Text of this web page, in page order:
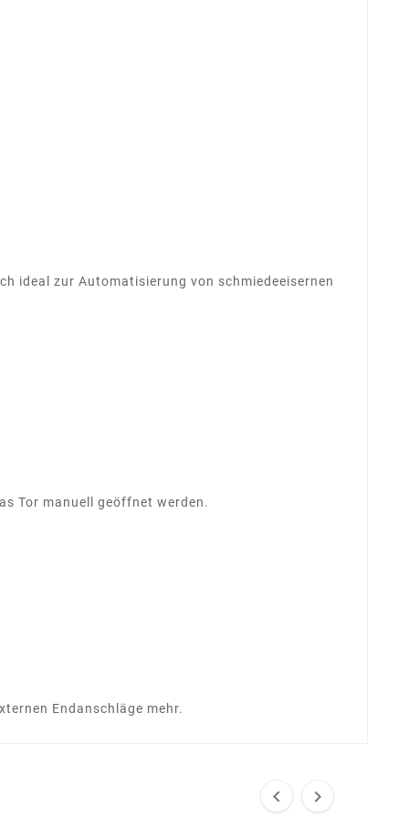
ideal zur Automatisierung von schmiedeeisernen
Tor manuell geöffnet werden.
Endanschläge mehr.
 